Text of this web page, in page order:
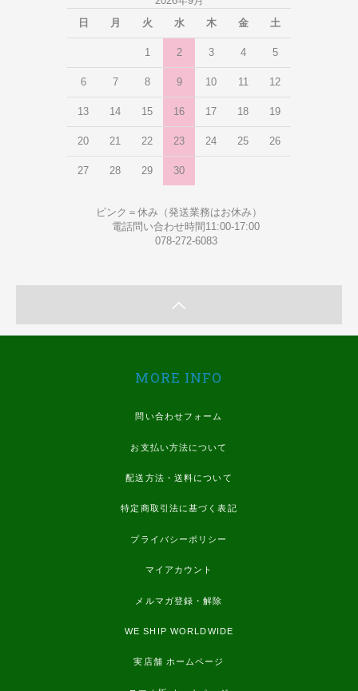
日
月 火 水 木 金 土
1 2 3 4 5
6 7 8 9 10 11 12
13 14 15 16 17 18 19
20 21 22 23 24 25 26
27 28 29 30
ピンク＝休み（発送業務はお休み）
電話問い合わせ時間11:00-17:00
078-272-6083
MORE INFO
問い合わせフォーム
お支払い方法について
配送方法・送料について
特定商取引法に基づく表記
プライバシーポリシー
マイアカウント
メルマガ登録・解除
WE SHIP WORLDWIDE
実店舗 ホームページ